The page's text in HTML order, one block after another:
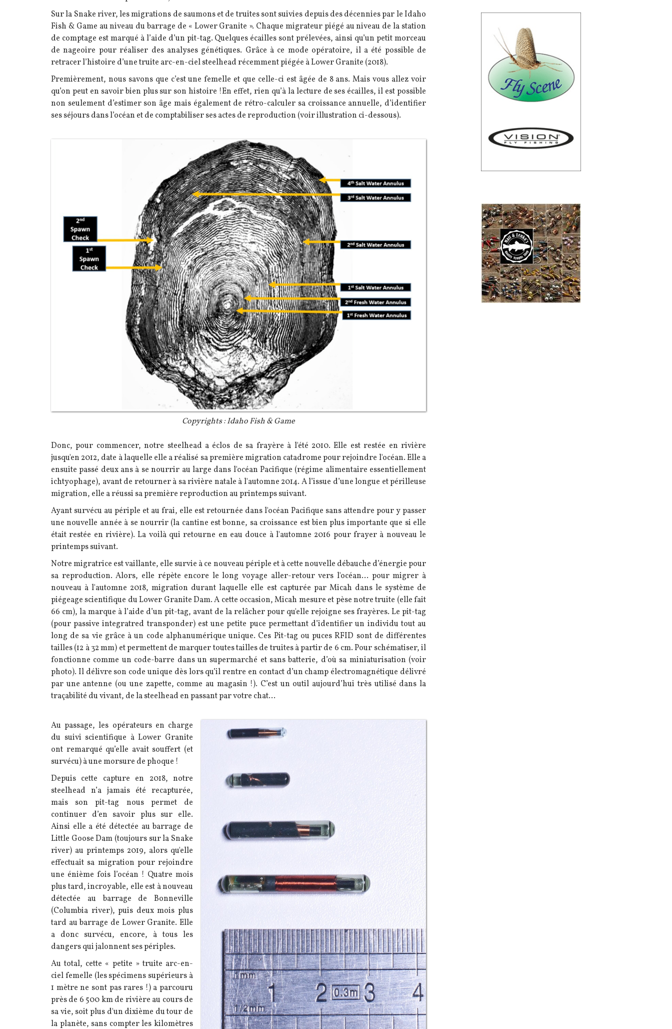
Sur la Snake river, les migrations de saumons et de truites sont suivies depuis des décennies par le Idaho
Fish & Game au niveau du barrage de « Lower Granite ». Chaque migrateur piégé au niveau de la station
de comptage est marqué à l’aide d’un pit-tag. Quelques écailles sont prélevées, ainsi qu’un petit morceau
de nageoire pour réaliser des analyses génétiques. Grâce à ce mode opératoire, il a été possible de
retracer l’histoire d’une truite arc-en-ciel steelhead récemment piégée à Lower Granite (2018).
Premièrement, nous savons que c’est une femelle et que celle-ci est âgée de 8 ans. Mais vous allez voir
qu’on peut en savoir bien plus sur son histoire !En effet, rien qu’à la lecture de ses écailles, il est possible
non seulement d’estimer son âge mais également de rétro-calculer sa croissance annuelle, d’identifier
ses séjours dans l’océan et de comptabiliser ses actes de reproduction (voir illustration ci-dessous).
Copyrights : Idaho Fish & Game
Texte
Donc, pour commencer, notre steelhead a éclos de sa frayère à l'été 2010. Elle est restée en rivière
jusqu'en 2012, date à laquelle elle a réalisé sa première migration catadrome pour rejoindre l'océan. Elle a
ensuite passé deux ans à se nourrir au large dans l'océan Pacifique (régime alimentaire essentiellement
ichtyophage), avant de retourner à sa rivière natale à l'automne 2014. A l’issue d’une longue et périlleuse
migration, elle a réussi sa première reproduction au printemps suivant.
Ayant survécu au périple et au frai, elle est retournée dans l'océan Pacifique sans attendre pour y passer
une nouvelle année à se nourrir (la cantine est bonne, sa croissance est bien plus importante que si elle
était restée en rivière). La voilà qui retourne en eau douce à l'automne 2016 pour frayer à nouveau le
printemps suivant.
Notre migratrice est vaillante, elle survie à ce nouveau périple et à cette nouvelle débauche d’énergie pour
sa reproduction. Alors, elle répète encore le long voyage aller-retour vers l'océan… pour migrer à
nouveau à l'automne 2018, migration durant laquelle elle est capturée par Micah dans le système de
piégeage scientifique du Lower Granite Dam. A cette occasion, Micah mesure et pèse notre truite (elle fait
66 cm), la marque à l’aide d’un pit-tag, avant de la relâcher pour qu'elle rejoigne ses frayères. Le pit-tag
(pour passive integratred transponder) est une petite puce permettant d’identifier un individu tout au
long de sa vie grâce à un code alphanumérique unique. Ces Pit-tag ou puces RFID sont de différentes
tailles (12 à 32 mm) et permettent de marquer toutes tailles de truites à partir de 6 cm.Pour schématiser, il
fonctionne comme un code-barre dans un supermarché et sans batterie, d’où sa miniaturisation (voir
photo). Il délivre son code unique dès lors qu’il rentre en contact d’un champ électromagnétique délivré
par une antenne (ou une zapette, comme au magasin !). C’est un outil aujourd’hui très utilisé dans la
traçabilité du vivant, de la steelhead en passant par votre chat…
Texte
Au passage, les opérateurs en charge
du suivi scientifique à Lower Granite
ont remarqué qu’elle avait souffert (et
survécu) à une morsure de phoque !
Depuis cette capture en 2018, notre
steelhead n’a jamais été recapturée,
mais son pit-tag nous permet de
continuer d’en savoir plus sur elle.
Ainsi elle a été détectée au barrage de
Little Goose Dam (toujours sur la Snake
river) au printemps 2019, alors qu'elle
effectuait sa migration pour rejoindre
une énième fois l’océan ! Quatre mois
plus tard, incroyable, elle est à nouveau
détectée au barrage de Bonneville
(Columbia river), puis deux mois plus
tard au barrage de Lower Granite. Elle
a donc survécu, encore, à tous les
dangers qui jalonnent ses périples.
Au total, cette « petite » truite arc-en-
ciel femelle (les spécimens supérieurs à
1 mètre ne sont pas rares !) a parcouru
près de 6 500 km de rivière au cours de
sa vie, soit plus d'un dixième du tour de
la planète, sans compter les kilomètres